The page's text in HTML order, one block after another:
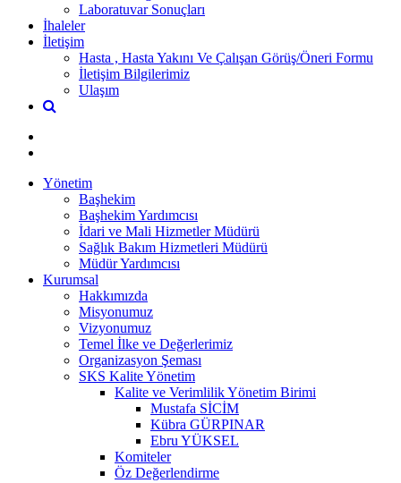
Laboratuvar Sonuçları
İhaleler
İletişim
Hasta , Hasta Yakını Ve Çalışan Görüş/Öneri Formu
İletişim Bilgilerimiz
Ulaşım
Yönetim
Başhekim
Başhekim Yardımcısı
İdari ve Mali Hizmetler Müdürü
Sağlık Bakım Hizmetleri Müdürü
Müdür Yardımcısı
Kurumsal
Hakkımızda
Misyonumuz
Vizyonumuz
Temel İlke ve Değerlerimiz
Organizasyon Şeması
SKS Kalite Yönetim
Kalite ve Verimlilik Yönetim Birimi
Mustafa SİCİM
Kübra GÜRPINAR
Ebru YÜKSEL
Komiteler
Öz Değerlendirme